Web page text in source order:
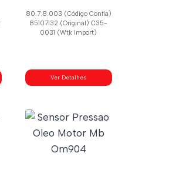
80.7.8.003 (Código Confia)
85107132 (Original) C35-
0031 (Wtk Import)
Ver Detalhes